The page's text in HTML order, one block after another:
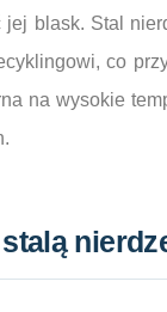
blask. Stal
co
na wysokie